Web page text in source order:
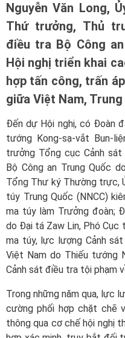
Nguyễn Văn Long,
Thứ trưởng, Thủ
điều tra Bộ Công
Hội nghị triển khai
hợp tấn công, trấn
giữa Việt Nam,
Đến dự Hội nghị, có Đoàn
tướng Kong-sạ-vắt Bun-
trưởng Tổng cục Cảnh
Bộ Công an Trung Quốc
Tổng Thư ký Thường trực,
túy Trung Quốc (NNCC)
ma túy làm Trưởng đoàn;
do Đại tá Zaw Lin, Phó
ma túy, lực lượng Cảnh
Việt Nam do Thiếu tướng
Cảnh sát điều tra tội phạm
Trong những năm qua, lực
cường phối hợp chặt chẽ
thông qua cơ chế hội nghị